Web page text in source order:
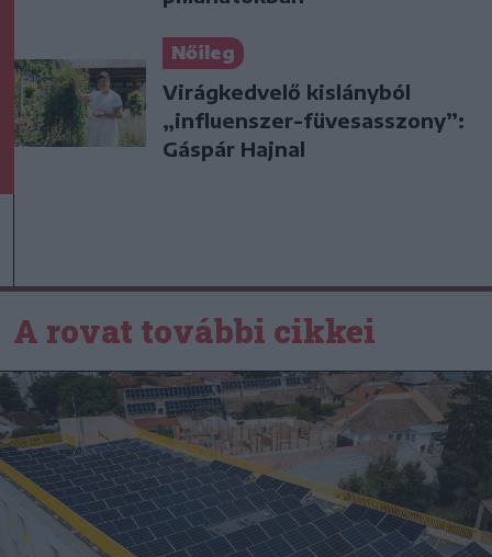
Nőileg
Virágkedvelő kislányból
„influenszer-füvesasszony”:
Gáspár Hajnal
A rovat további cikkei